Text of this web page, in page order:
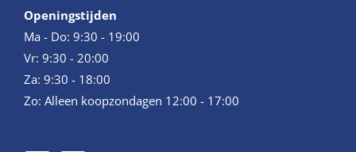
Openingstijden
Ma - Do: 9:30 - 19:00
Vr: 9:30 - 20:00
Za: 9:30 - 18:00
Zo: Alleen koopzondagen 12:00 - 17:00